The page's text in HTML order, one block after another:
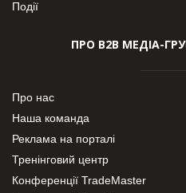
Події
ПРО В2В МЕДІА-
Про нас
Наша команда
Реклама на порталі
Тренінговий центр
Конференції TradeMaster